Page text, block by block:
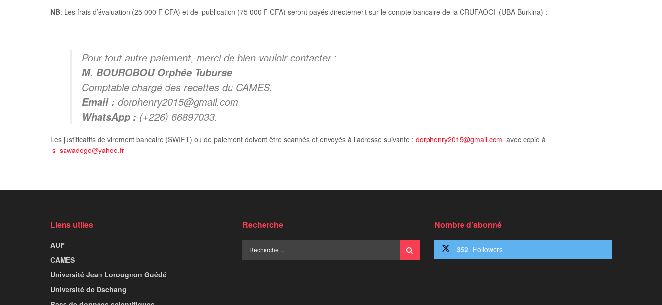
NB: Les frais d’évaluation (25 000 F CFA) et de publication (75 000 F CFA) seront payés directement sur le compte bancaire de la CRUFAOCI (UBA Burkina) :
Pour tout autre paiement, merci de bien vouloir contacter :
M. BOUROBOU Orphée Tuburse
Comptable chargé des recettes du CAMES.
Email : dorphenry2015@gmail.com
WhatsApp : (+226) 66897033.
Les justificatifs de virement bancaire (SWIFT) ou de paiement doivent être scannés et envoyés à l’adresse suivante : dorphenry2015@gmail.com avec copie à
s_sawadogo@yahoo.fr
Liens utiles
AUF
CAMES
Université Jean Lorougnon Guédé
Université de Dschang
Recherche Nombre d’abonné
352 Followers